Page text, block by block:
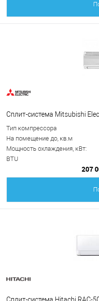
Сплит-система Mitsubishi
Тип компрессора
На помещение до, кв.м
Мощность охлаждения, кВт:
BTU
207
Сплит-система Hitachi RAC-